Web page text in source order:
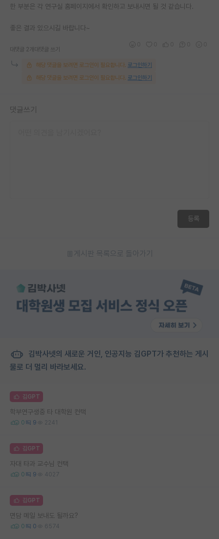
한 부분은 각 연구실 홈페이지에서 확인하고 보내시면 될 것 같습니다.
좋은 결과 있으시길 바랍니다~
대댓글 2개 대댓글 쓰기
해당 댓글을 보려면 로그인이 필요합니다. 로그인하기
해당 댓글을 보려면 로그인이 필요합니다. 로그인하기
댓글쓰기
등록
게시판 목록으로 돌아가기
김박사넷의 새로운 거인, 인공지능 김GPT가 추천하는 게시
물로 더 멀리 바라보세요.
김GPT
학부연구생중 타 대학원 컨택
0 9 2241
김GPT
자대 타과 교수님 컨택
0 9 4027
김GPT
면담 메일 보내도 될까요?
0 0 6574